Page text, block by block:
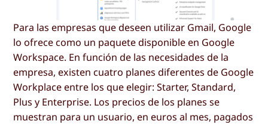
Para las empresas que deseen utilizar Gmail, Google
lo ofrece como un paquete disponible en Google
Workspace. En función de las necesidades de la
empresa, existen cuatro planes diferentes de Google
Workplace entre los que elegir: Starter, Standard,
Plus y Enterprise. Los precios de los planes se
muestran para un usuario, en euros al mes, pagados